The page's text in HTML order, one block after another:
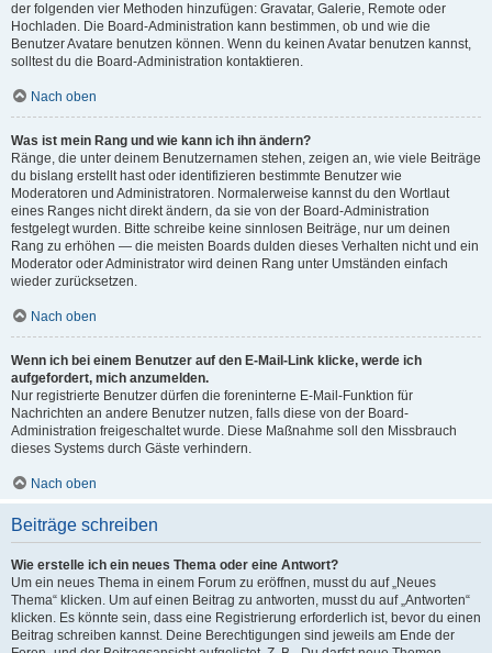
der folgenden vier Methoden hinzufügen: Gravatar, Galerie, Remote oder
Hochladen. Die Board-Administration kann bestimmen, ob und wie die
Benutzer Avatare benutzen können. Wenn du keinen Avatar benutzen kannst,
solltest du die Board-Administration kontaktieren.
Nach oben
Was ist mein Rang und wie kann ich ihn ändern?
Ränge, die unter deinem Benutzernamen stehen, zeigen an, wie viele Beiträge
du bislang erstellt hast oder identifizieren bestimmte Benutzer wie
Moderatoren und Administratoren. Normalerweise kannst du den Wortlaut
eines Ranges nicht direkt ändern, da sie von der Board-Administration
festgelegt wurden. Bitte schreibe keine sinnlosen Beiträge, nur um deinen
Rang zu erhöhen — die meisten Boards dulden dieses Verhalten nicht und ein
Moderator oder Administrator wird deinen Rang unter Umständen einfach
wieder zurücksetzen.
Nach oben
Wenn ich bei einem Benutzer auf den E-Mail-Link klicke, werde ich
aufgefordert, mich anzumelden.
Nur registrierte Benutzer dürfen die foreninterne E-Mail-Funktion für
Nachrichten an andere Benutzer nutzen, falls diese von der Board-
Administration freigeschaltet wurde. Diese Maßnahme soll den Missbrauch
dieses Systems durch Gäste verhindern.
Nach oben
Beiträge schreiben
Wie erstelle ich ein neues Thema oder eine Antwort?
Um ein neues Thema in einem Forum zu eröffnen, musst du auf „Neues
Thema“ klicken. Um auf einen Beitrag zu antworten, musst du auf „Antworten“
klicken. Es könnte sein, dass eine Registrierung erforderlich ist, bevor du einen
Beitrag schreiben kannst. Deine Berechtigungen sind jeweils am Ende der